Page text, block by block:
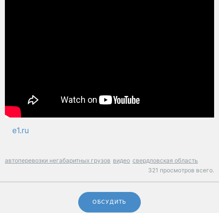
e1.ru
автоперевозки негабаритных грузов видео свердловская область
321 просмотров всего.
ОБСУДИТЬ